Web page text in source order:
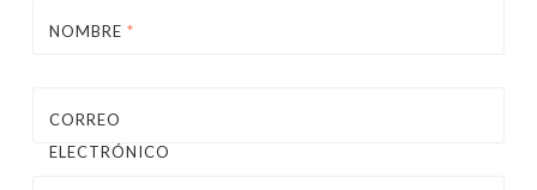
NOMBRE *
CORREO
ELECTRÓNICO